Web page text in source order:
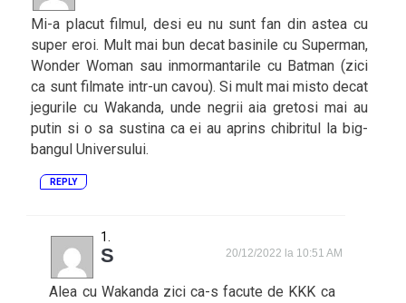
Mi-a placut filmul, desi eu nu sunt fan din astea cu
super eroi. Mult mai bun decat basinile cu Superman,
Wonder Woman sau inmormantarile cu Batman (zici
ca sunt filmate intr-un cavou). Si mult mai misto decat
jegurile cu Wakanda, unde negrii aia gretosi mai au
putin si o sa sustina ca ei au aprins chibritul la big-
bangul Universului.
REPLY
S 20/12/2022 la 10:51 AM
Alea cu Wakanda zici ca-s facute de KKK ca